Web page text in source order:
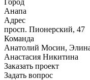
Анапа
Адрес
просп. Пионерский, 47
Команда
Анатолий Мосин,
Анастасия Никитина
Заказать проект
Задать вопрос